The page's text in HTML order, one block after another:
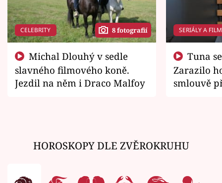
CELEBRITY 8 fotografií
slavného filmového koně.
Jezdil na něm i Draco Malfoy
SERIÁLY A
Zarazilo
smlouvě
HOROSKOPY DLE ZVĚROKRUHU